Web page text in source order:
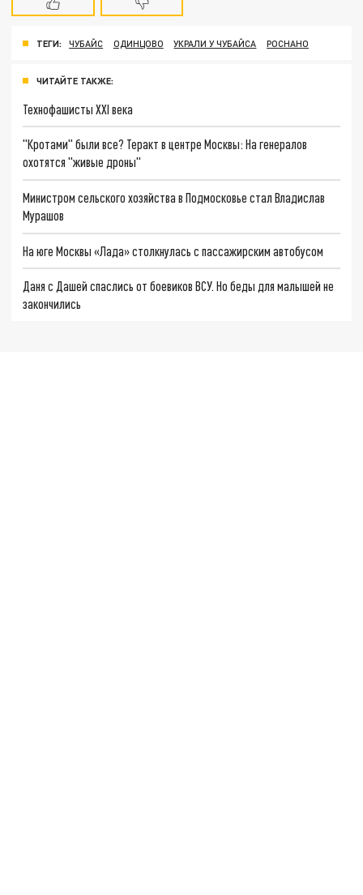
ТЕГИ: ЧУБАЙС ОДИНЦОВО УКРАЛИ У ЧУБАЙСА РОСНАНО
ЧИТАЙТЕ ТАКЖЕ:
Технофашисты XXI века
"Кротами" были все? Теракт в центре Москвы: На генералов
охотятся "живые дроны"
Министром сельского хозяйства в Подмосковье стал Владислав
Мурашов
На юге Москвы «Лада» столкнулась с пассажирским автобусом
Даня с Дашей спаслись от боевиков ВСУ. Но беды для малышей не
закончились